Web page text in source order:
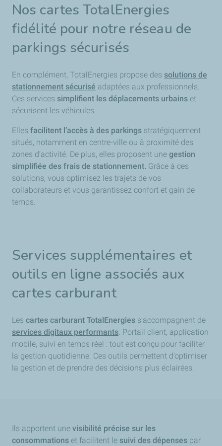
Nos cartes TotalEnergies
fidélité pour notre réseau de
parkings sécurisés
En complément, TotalEnergies propose des solutions de
stationnement sécurisé adaptées aux professionnels.
Ces services simplifient les déplacements urbains et
sécurisent les véhicules.
Elles facilitent l’accès à des parkings stratégiquement
situés, notamment en centre-ville ou à proximité des
zones d’activité. De plus, elles proposent une gestion
simplifiée des frais de stationnement. Grâce à ces
solutions, vous optimisez les trajets de vos
collaborateurs et vous garantissez confort et gain de
temps.
Services supplémentaires et
outils en ligne associés aux
cartes carburant
Les cartes carburant TotalEnergies s’accompagnent de
services digitaux performants. Portail client, application
mobile, suivi en temps réel : tout est conçu pour faciliter
la gestion quotidienne. Ces outils permettent d’optimiser
la gestion et de prendre des décisions plus éclairées.
Ils apportent une visibilité précise sur les
consommations et facilitent le suivi des dépenses par